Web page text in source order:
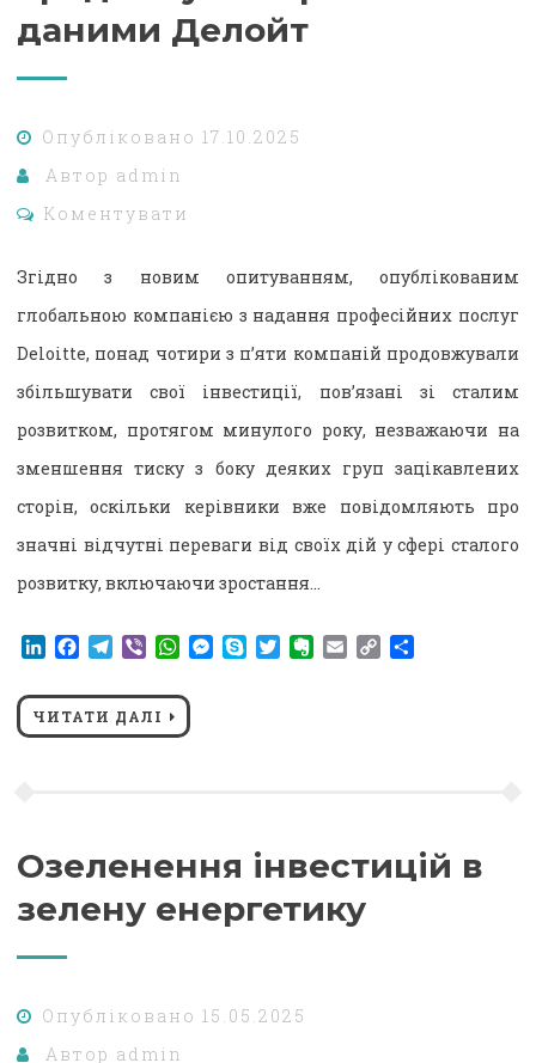
даними Делойт
Опубліковано 17.10.2025
Автор admin
Коментувати
Згідно з новим опитуванням, опублікованим
глобальною компанією з надання професійних послуг
Deloitte, понад чотири з п’яти компаній продовжували
збільшувати свої інвестиції, пов’язані зі сталим
розвитком, протягом минулого року, незважаючи на
зменшення тиску з боку деяких груп зацікавлених
сторін, оскільки керівники вже повідомляють про
значні відчутні переваги від своїх дій у сфері сталого
розвитку, включаючи зростання…
LinkedIn
Facebook
Telegram
ViberWhatsApp
Messenger
SkypeTwitterEvernote
EmailCopy
ЧИТАТИ ДАЛІ
Озеленення інвестицій в
зелену енергетику
Опубліковано 15.05.2025
Автор admin